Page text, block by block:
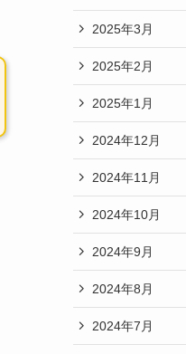
2025年3月
2025年2月
2025年1月
2024年12月
2024年11月
2024年10月
2024年9月
2024年8月
2024年7月